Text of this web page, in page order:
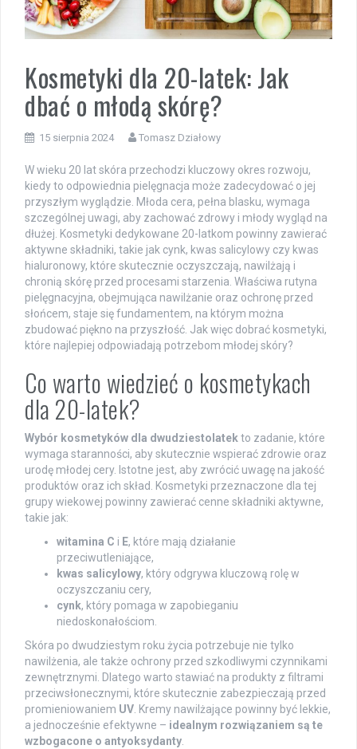
Kosmetyki dla 20-latek: Jak
dbać o młodą skórę?
15 sierpnia 2024 Tomasz Działowy
W wieku 20 lat skóra przechodzi kluczowy okres rozwoju,
kiedy to odpowiednia pielęgnacja może zadecydować o jej
przyszłym wyglądzie. Młoda cera, pełna blasku, wymaga
szczególnej uwagi, aby zachować zdrowy i młody wygląd na
dłużej. Kosmetyki dedykowane 20-latkom powinny zawierać
aktywne składniki, takie jak cynk, kwas salicylowy czy kwas
hialuronowy, które skutecznie oczyszczają, nawilżają i
chronią skórę przed procesami starzenia. Właściwa rutyna
pielęgnacyjna, obejmująca nawilżanie oraz ochronę przed
słońcem, staje się fundamentem, na którym można
zbudować piękno na przyszłość. Jak więc dobrać kosmetyki,
które najlepiej odpowiadają potrzebom młodej skóry?
Co warto wiedzieć o kosmetykach
dla 20-latek?
Wybór kosmetyków dla dwudziestolatekto zadanie, które
wymaga staranności, aby skutecznie wspierać zdrowie oraz
urodę młodej cery. Istotne jest, aby zwrócić uwagę na jakość
produktów oraz ich skład. Kosmetyki przeznaczone dla tej
grupy wiekowej powinny zawierać cenne składniki aktywne,
takie jak:
witamina C i E, które mają działanie
przeciwutleniające,
kwas salicylowy, który odgrywa kluczową rolę w
oczyszczaniu cery,
cynk, który pomaga w zapobieganiu
niedoskonałościom.
Skóra po dwudziestym roku życia potrzebuje nie tylko
nawilżenia, ale także ochrony przed szkodliwymi czynnikami
zewnętrznymi. Dlatego warto stawiać na produkty z filtrami
przeciwsłonecznymi, które skutecznie zabezpieczają przed
promieniowaniem UV. Kremy nawilżające powinny być lekkie,
a jednocześnie efektywne – idealnym rozwiązaniem są te
wzbogacone o antyoksydanty.